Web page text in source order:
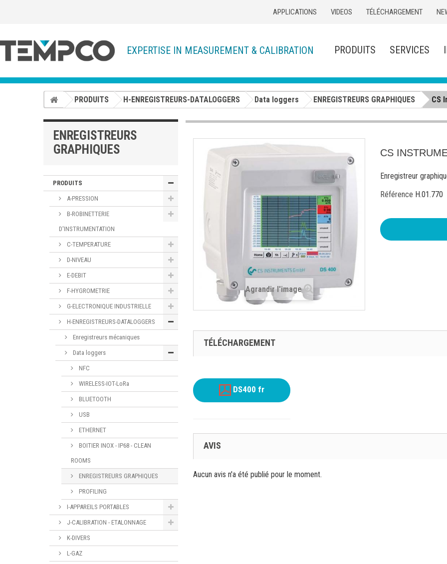
APPLICATIONS VIDEOS TÉLÉCHARGEMENT
EXPERTISE IN MEASUREMENT & CALIBRATION PRODUITS SERVICES
PRODUITS H-ENREGISTREURS-DATALOGGERS Data loggers ENREGISTREURS GRAPHIQUES CS
ENREGISTREURS
GRAPHIQUES
PRODUITS
A-PRESSION
B-ROBINETTERIE
D'INSTRUMENTATION
C-TEMPERATURE
D-NIVEAU
E-DEBIT
F-HYGROMETRIE
G-ELECTRONIQUE INDUSTRIELLE
H-ENREGISTREURS-DATALOGGERS
Enregistreurs mécaniques
Data loggers
NFC
WIRELESS-IOT-LoRa
BLUETOOTH
USB
ETHERNET
BOITIER INOX - IP68 - CLEAN
ROOMS
ENREGISTREURS GRAPHIQUES
PROFILING
I-APPAREILS PORTABLES
J-CALIBRATION - ETALONNAGE
K-DIVERS
L-GAZ
Agrandir l'image
CS
Enregistreur
Référence H.01.770
TÉLÉCHARGEMENT
DS400 fr
AVIS
Aucun avis n'a été publié pour le moment.